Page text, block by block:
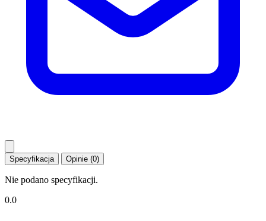
Specyfikacja Opinie (0)
Nie podano specyfikacji.
0.0